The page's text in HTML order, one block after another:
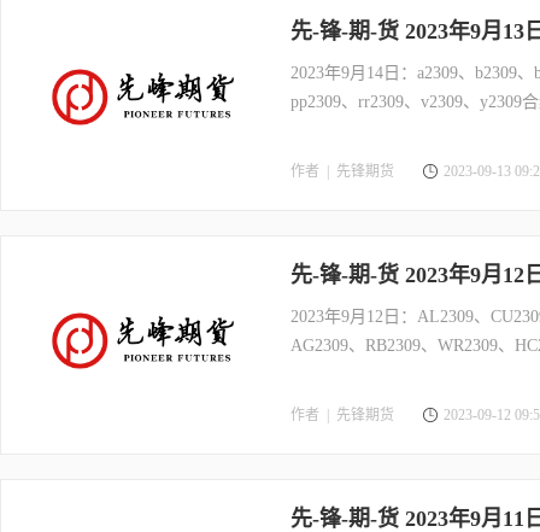
先-锋-期-货 2023年9月13
2023年9月14日：a2309、b2309
pp2309、rr2309、v2309、y2309
作者 | 先锋期货 2023-09-13
先-锋-期-货 2023年9月12
2023年9月12日：AL2309、
AG2309、RB2309、WR2309、
作者 | 先锋期货 2023-09-12
先-锋-期-货 2023年9月11